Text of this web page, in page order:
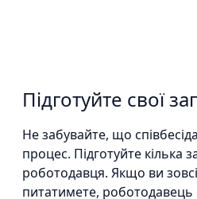
Підготуйте свої
Не забувайте, що
процес. Підготуйте кілька
роботодавця. Якщо ви
питатимете,